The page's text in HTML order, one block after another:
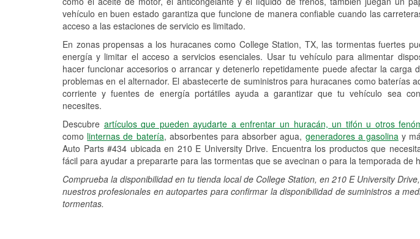
vehículo en buen estado garantiza que funcione de manera confiable cuando las
acceso a las estaciones de servicio es limitado.
En zonas propensas a los huracanes como College Station, TX, las tormentas fuertes
energía y limitar el acceso a servicios esenciales. Usar tu vehículo para alimentar
hacer funcionar accesorios o arrancar y detenerlo repetidamente puede afectar la carga
problemas en el alternador. El abastecerte de suministros para huracanes como baterías
corriente y fuentes de energía portátiles ayuda a garantizar que tu vehículo sea
necesites.
Descubre artículos que pueden ayudarte a enfrentar un huracán, un tifón u otros
como linternas de batería, absorbentes para absorber agua, generadores a gasolinay
Auto Parts #434 ubicada en 210 E University Drive. Encuentra los productos que
fácil para ayudar a prepararte para las tormentas que se avecinan o para la temporada de
Comprueba la disponibilidad en tu tienda local de College Station, en 210 E University
nuestros profesionales en autopartes para confirmar la disponibilidad de suministros a
tormentas.